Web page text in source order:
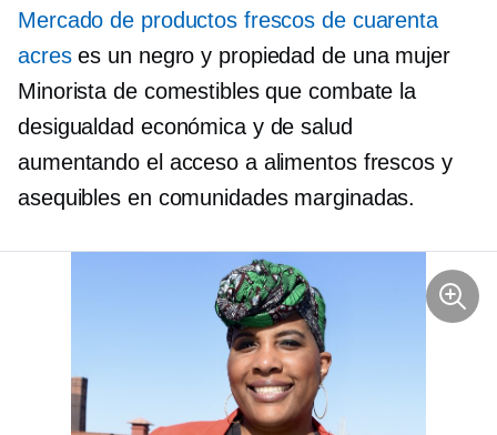
Mercado de productos frescos de cuarenta
acreses un negro y propiedad de una mujer
Minorista de comestibles que combate la
desigualdad económica y de salud
aumentando el acceso a alimentos frescos y
asequibles en comunidades marginadas.